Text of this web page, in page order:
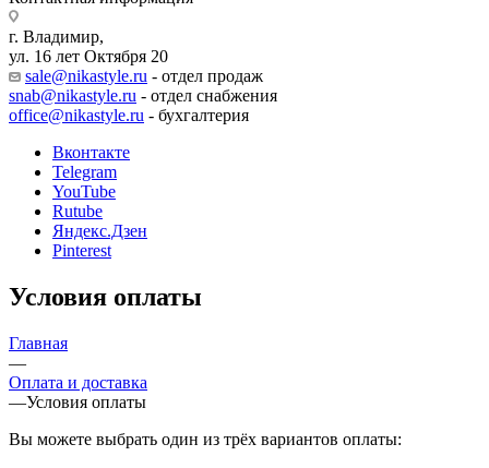
г. Владимир,
ул. 16 лет Октября 20
sale@nikastyle.ru - отдел продаж
snab@nikastyle.ru - отдел снабжения
office@nikastyle.ru - бухгалтерия
Вконтакте
Telegram
YouTube
Rutube
Яндекс.Дзен
Pinterest
Условия оплаты
Главная
—
Оплата и доставка
—Условия оплаты
Вы можете выбрать один из трёх вариантов оплаты: